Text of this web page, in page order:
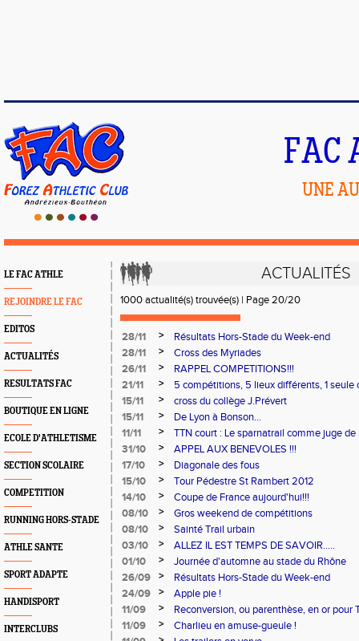
FAC
UNE
LE FAC ATHLE
REJOINDRE LE FAC
EDITOS
ACTUALITÉS
RESULTATS FAC
BOUTIQUE EN LIGNE
ECOLE D'ATHLETISME
SECTION SCOLAIRE
COMPETITION
RUNNING HORS-STADE
ATHLE SANTE
SPORT ADAPTE
HANDISPORT
INTERCLUBS
ACTUALITÉS
1000 actualité(s) trouvée(s) | Page 20/20
28/11 >
Résultats Hors-Stade du Week-end
28/11
>
Cross des Myriades
26/11
>
RAPPEL COMPETITIONS!!!
21/11
>
5 compétitions, 5 lieux différents, 1 seule
15/11
>
cross du collège J.Prévert
15/11
>
De Lyon à Bonson...
11/11
>
TTN court : Le sparnatrail comme juge de
31/10
>
APPEL AUX BENEVOLES !!!
17/10
>
Diagonale des fous
15/10
>
Tour Pédestre St Rambert 2012
14/10
>
Coupe de France aujourd'hui!!!
08/10
>
Gros weekend de compétitions
08/10
>
Sainté Trail urbain
03/10
>
ALLEZ IL EST TEMPS DE SAVOIR.....
01/10
>
Journée d'automne au stade du Rhône
26/09
>
Résultats Hors-Stade du Week-end
24/09
>
Apple pie !
11/09
>
Reconversion, ou parenthèse, en or pour
11/09
>
Charlieu en amuse-gueule !